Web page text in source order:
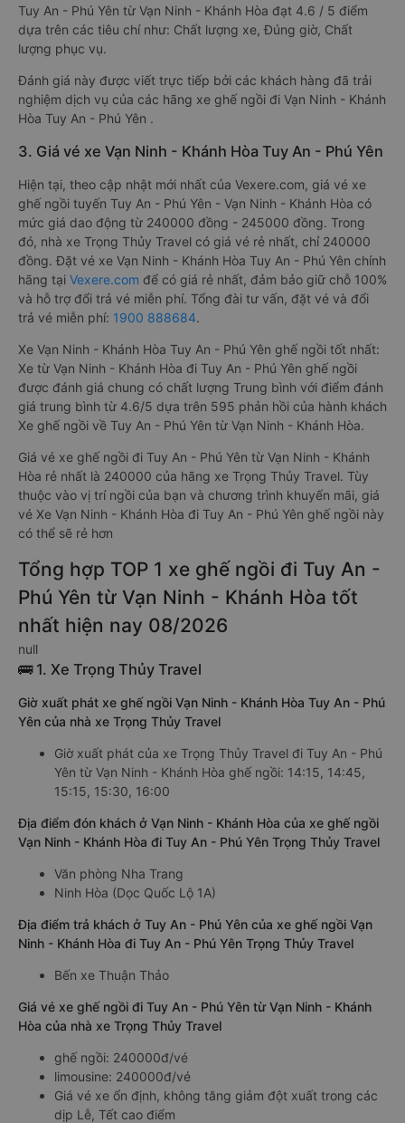
Tuy An - Phú Yên từ Vạn Ninh - Khánh Hòa đạt 4.6 / 5 điểm
dựa trên các tiêu chí như: Chất lượng xe, Đúng giờ, Chất
lượng phục vụ.
Đánh giá này được viết trực tiếp bởi các khách hàng đã trải
nghiệm dịch vụ của các hãng xe ghế ngồi đi Vạn Ninh - Khánh
Hòa Tuy An - Phú Yên .
3. Giá vé xe Vạn Ninh - Khánh Hòa Tuy An - Phú Yên
Hiện tại, theo cập nhật mới nhất của Vexere.com, giá vé xe
ghế ngồi tuyến Tuy An - Phú Yên - Vạn Ninh - Khánh Hòa có
mức giá dao động từ 240000 đồng - 245000 đồng. Trong
đó, nhà xe Trọng Thủy Travel có giá vé rẻ nhất, chỉ 240000
đồng. Đặt vé xe Vạn Ninh - Khánh Hòa Tuy An - Phú Yên chính
hãng tại Vexere.com để có giá rẻ nhất, đảm bảo giữ chỗ 100%
và hỗ trợ đổi trả vé miễn phí. Tổng đài tư vấn, đặt vé và đổi
trả vé miễn phí: 1900 888684.
Xe Vạn Ninh - Khánh Hòa Tuy An - Phú Yên ghế ngồi tốt nhất:
Xe từ Vạn Ninh - Khánh Hòa đi Tuy An - Phú Yên ghế ngồi
được đánh giá chung có chất lượng Trung bình với điểm đánh
giá trung bình từ 4.6/5 dựa trên 595 phản hồi của hành khách
Xe ghế ngồi về Tuy An - Phú Yên từ Vạn Ninh - Khánh Hòa.
Giá vé xe ghế ngồi đi Tuy An - Phú Yên từ Vạn Ninh - Khánh
Hòa rẻ nhất là 240000 của hãng xe Trọng Thủy Travel. Tùy
thuộc vào vị trí ngồi của bạn và chương trình khuyến mãi, giá
vé Xe Vạn Ninh - Khánh Hòa đi Tuy An - Phú Yên ghế ngồi này
có thể sẽ rẻ hơn
Tổng hợp TOP 1 xe ghế ngồi đi Tuy An -
Phú Yên từ Vạn Ninh - Khánh Hòa tốt
nhất hiện nay 08/2026
null
🚌 1. Xe Trọng Thủy Travel
Giờ xuất phát xe ghế ngồi Vạn Ninh - Khánh Hòa Tuy An - Phú
Yên của nhà xe Trọng Thủy Travel
Giờ xuất phát của xe Trọng Thủy Travel đi Tuy An - Phú
Yên từ Vạn Ninh - Khánh Hòa ghế ngồi: 14:15, 14:45,
15:15, 15:30, 16:00
Địa điểm đón khách ở Vạn Ninh - Khánh Hòa của xe ghế ngồi
Vạn Ninh - Khánh Hòa đi Tuy An - Phú Yên Trọng Thủy Travel
Văn phòng Nha Trang
Ninh Hòa (Dọc Quốc Lộ 1A)
Địa điểm trả khách ở Tuy An - Phú Yên của xe ghế ngồi Vạn
Ninh - Khánh Hòa đi Tuy An - Phú Yên Trọng Thủy Travel
Bến xe Thuận Thảo
Giá vé xe ghế ngồi đi Tuy An - Phú Yên từ Vạn Ninh - Khánh
Hòa của nhà xe Trọng Thủy Travel
ghế ngồi: 240000đ/vé
limousine: 240000đ/vé
Giá vé xe ổn định, không tăng giảm đột xuất trong các
dịp Lễ, Tết cao điểm